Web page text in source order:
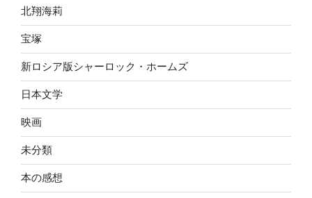
北翔海莉
宝塚
新ロシア版シャーロック・ホームズ
日本文学
映画
未分類
本の感想